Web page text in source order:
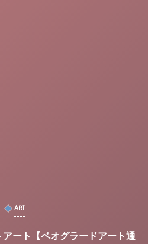
ART
ート【ベオグラードアート通